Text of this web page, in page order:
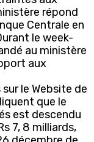
répond
Centrale en
le week-
au ministère
aux
le Website de
que le
est descendu
7, 8 milliards,